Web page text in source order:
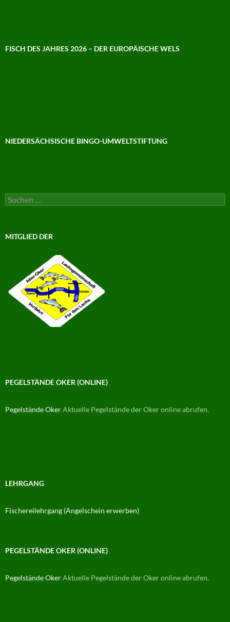
FISCH DES JAHRES 2026 – DER EUROPÄISCHE WELS
NIEDERSÄCHSISCHE BINGO-UMWELTSTIFTUNG
Suchen
nach:
MITGLIED DER
PEGELSTÄNDE OKER (ONLINE)
Pegelstände OkerAktuelle Pegelstände der Oker online abrufen.
LEHRGANG
Fischereilehrgang (Angelschein erwerben)
PEGELSTÄNDE OKER (ONLINE)
Pegelstände OkerAktuelle Pegelstände der Oker online abrufen.